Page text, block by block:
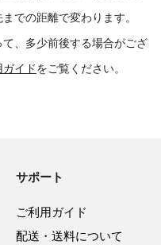
での距離で変わります。
、多少前後する場合がござ
ガイドをご覧ください。
サポート
ご利用ガイド
配送・送料について